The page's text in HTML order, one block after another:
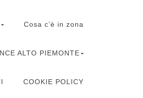
Cosa c’è in zona
ALTO PIEMONTE
COOKIE POLICY